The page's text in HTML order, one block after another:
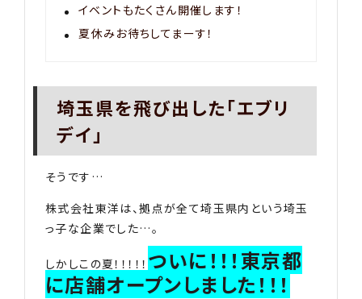
イベントもたくさん開催します！
夏休みお待ちしてまーす！
埼玉県を飛び出した「エブリ
デイ」
そうです…
株式会社東洋は、拠点が全て埼玉県内という埼玉
っ子な企業でした…。
しかしこの夏！！！！！ ついに！！！東京都
に店舗オープンしました！！！